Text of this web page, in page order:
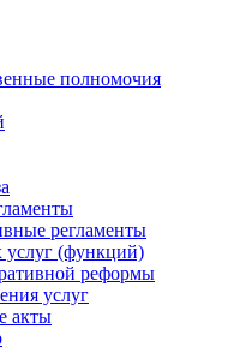
полномочия
регламенты
услуг (функций)
реформы
услуг
акты